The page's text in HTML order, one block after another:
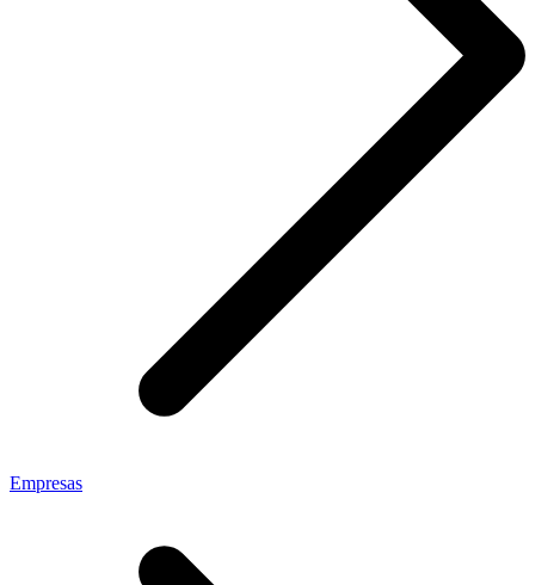
Empresas